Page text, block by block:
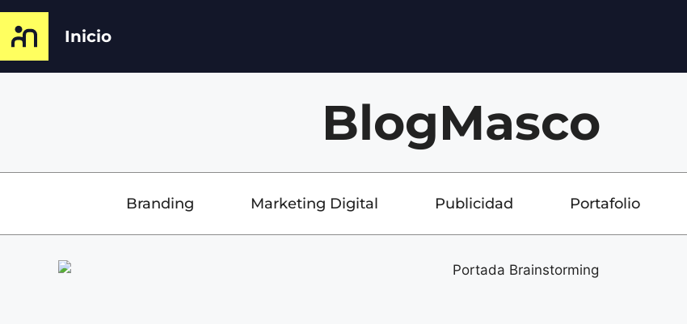
Inicio
BlogMasco
Branding Marketing Digital Publicidad Portafolio